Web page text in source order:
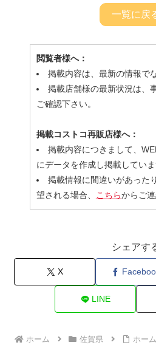
一覧に戻
閲覧者様へ：
掲載内容は、最新の情報で
掲載店舗様の最新状況は、
ご確認下さい。
掲載コストコ再販店様へ：
掲載内容につきまして、
にデータを作成し掲載していま
掲載情報に間違いがあった
望される場合、
こちらからご連
シェアす
X
LINE
ホーム 佐賀県 ホー